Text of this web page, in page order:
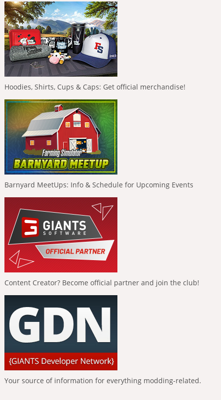
Hoodies, Shirts, Cups & Caps: Get official merchandise!
Barnyard MeetUps: Info & Schedule for Upcoming Events
Content Creator? Become official partner and join the club!
Your source of information for everything modding-related.